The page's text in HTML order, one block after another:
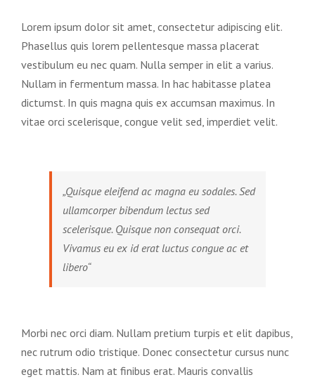
grösseres
Bild
Lorem ipsum dolor sit amet, consectetur adipiscing elit.
Phasellus quis lorem pellentesque massa placerat
vestibulum eu nec quam. Nulla semper in elit a varius.
Nullam in fermentum massa. In hac habitasse platea
dictumst. In quis magna quis ex accumsan maximus. In
vitae orci scelerisque, congue velit sed, imperdiet velit.
„Quisque eleifend ac magna eu sodales. Sed
ullamcorper bibendum lectus sed
scelerisque. Quisque non consequat orci.
Vivamus eu ex id erat luctus congue ac et
libero“
Morbi nec orci diam. Nullam pretium turpis et elit dapibus,
nec rutrum odio tristique. Donec consectetur cursus nunc
eget mattis. Nam at finibus erat. Mauris convallis